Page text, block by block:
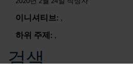
이니셔티브: ,
하위 주제: ,
검색